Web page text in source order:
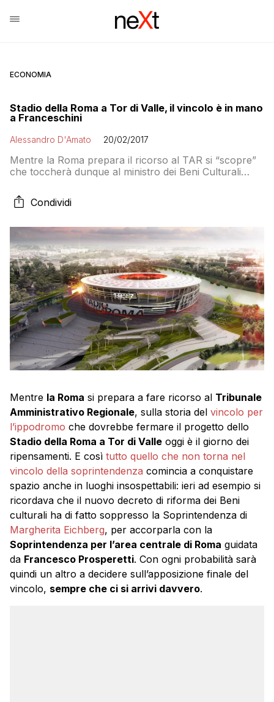
ECONOMIA
Stadio della Roma a Tor di Valle, il vincolo è in mano
a Franceschini
Alessandro D'Amato 20/02/2017
Mentre la Roma prepara il ricorso al TAR si “scopre”
che toccherà dunque al ministro dei Beni Culturali
meno la palude abitata da ratti e piena di monnezza
che la Soprintendenza ha improvvisamente scoperto
Margherita Eichberg al Tempo è la ciliegina sulla torta
Condividi
Mentre la Roma si prepara a fare ricorso al Tribunale
Amministrativo Regionale, sulla storia del vincolo per
l’ippodromo che dovrebbe fermare il progetto dello
Stadio della Roma a Tor di Valle oggi è il giorno dei
ripensamenti. E così tutto quello che non torna nel
vincolo della soprintendenza comincia a conquistare
spazio anche in luoghi insospettabili: ieri ad esempio si
ricordava che il nuovo decreto di riforma dei Beni
culturali ha di fatto soppresso la Soprintendenza di
Margherita Eichberg, per accorparla con la
Soprintendenza per l’area centrale di Roma guidata
da Francesco Prosperetti. Con ogni probabilità sarà
quindi un altro a decidere sull’apposizione finale del
vincolo, sempre che ci si arrivi davvero.